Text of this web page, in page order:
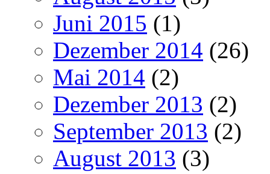
Juni 2015 (1)
Dezember 2014 (26)
Mai 2014 (2)
Dezember 2013 (2)
September 2013 (2)
August 2013 (3)